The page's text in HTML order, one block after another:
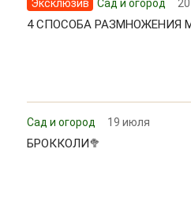
Эксклюзив Сад и огород
4 СПОСОБА РАЗМНОЖЕНИЯ
Сад и огород 19 июля
БРОККОЛИ🥦